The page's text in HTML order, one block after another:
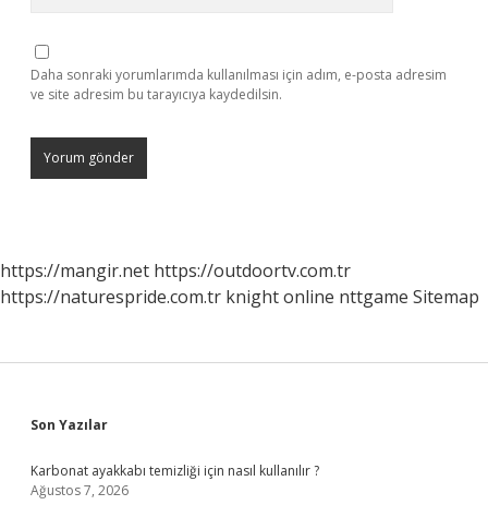
Daha sonraki yorumlarımda kullanılması için adım, e-posta adresim
ve site adresim bu tarayıcıya kaydedilsin.
https://mangir.net https://outdoortv.com.tr
https://naturespride.com.tr knight online nttgame Sitemap
Sidebar
Son Yazılar
Karbonat ayakkabı temizliği için nasıl kullanılır ?
Ağustos 7, 2026